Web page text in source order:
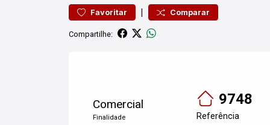
Favoritar | Comparar
Compartilhe:
Comercial
Finalidade
9748
Referência